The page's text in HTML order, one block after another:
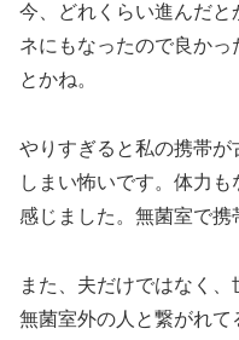
今、どれくらい進んだと
ネにもなったので良か
とかね。
やりすぎると私の携帯が
しまい怖いです。体力
感じました。無菌室で携
また、夫だけではなく
無菌室外の人と繋がれて